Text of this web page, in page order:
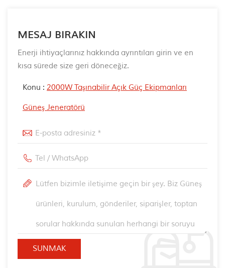
MESAJ BIRAKIN
Enerji ihtiyaçlarınız hakkında ayrıntıları girin ve en
kısa sürede size geri döneceğiz.
Konu : 2000W Taşınabilir Açık Güç Ekipmanları
Güneş Jeneratörü